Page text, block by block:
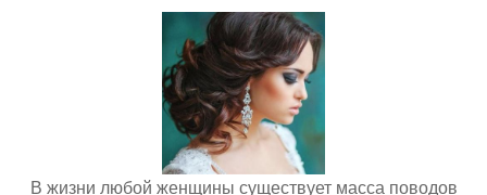
В жизни любой женщины существует масса поводов